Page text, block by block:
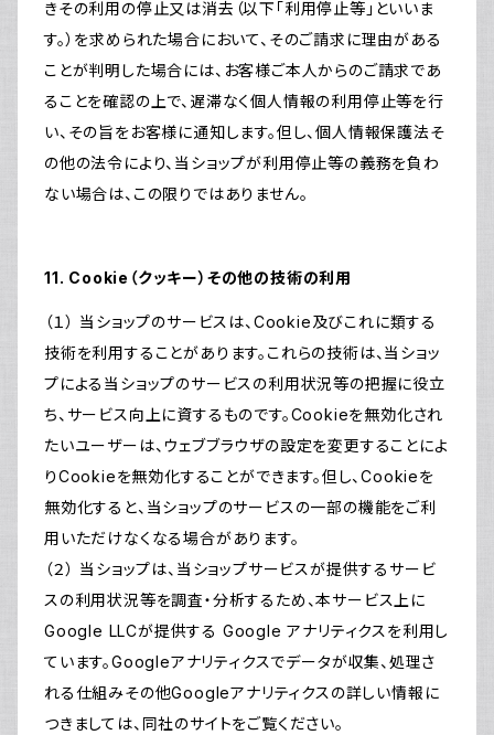
きその利用の停止又は消去（以下「利用停止等」といいま
す。）を求められた場合において、そのご請求に理由がある
ことが判明した場合には、お客様ご本人からのご請求であ
ることを確認の上で、遅滞なく個人情報の利用停止等を行
い、その旨をお客様に通知します。但し、個人情報保護法そ
の他の法令により、当ショップが利用停止等の義務を負わ
ない場合は、この限りではありません。
11. Cookie（クッキー）その他の技術の利用
（１） 当ショップのサービスは、Cookie及びこれに類する
技術を利用することがあります。これらの技術は、当ショッ
プによる当ショップのサービスの利用状況等の把握に役立
ち、サービス向上に資するものです。Cookieを無効化され
たいユーザーは、ウェブブラウザの設定を変更することによ
りCookieを無効化することができます。但し、Cookieを
無効化すると、当ショップのサービスの一部の機能をご利
用いただけなくなる場合があります。
（２） 当ショップは、当ショップサービスが提供するサービ
スの利用状況等を調査・分析するため、本サービス上に
Google LLCが提供する Google アナリティクスを利用し
ています。Googleアナリティクスでデータが収集、処理さ
れる仕組みその他Googleアナリティクスの詳しい情報に
つきましては、同社のサイトをご覧ください。